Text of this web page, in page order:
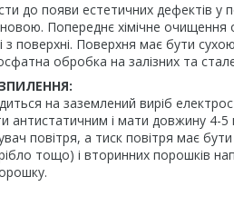
до появи естетичних дефектів у
Попереднє хімічне
з поверхні. Поверхня має бути
обробка на залізних та
на заземлений виріб
антистатичним і мати довжину 4-
повітря, а тиск повітря має
тощо) і вторинних порошків